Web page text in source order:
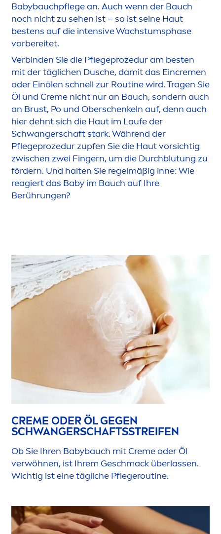
Babybauchpflege an. Auch wenn der Bauch
noch nicht zu sehen ist – so ist seine Haut
bestens auf die intensive Wachstumsphase
vorbereitet.
Verbinden Sie die Pflegeprozedur am besten
mit der täglichen Dusche, damit das Eincremen
oder Einölen schnell zur Routine wird. Tragen Sie
Öl und Creme nicht nur an Bauch, sondern auch
an Brust, Po und Oberschenkeln auf, denn auch
hier dehnt sich die Haut im Laufe der
Schwangerschaft stark. Während der
Pflegeprozedur zupfen Sie die Haut vorsichtig
zwischen zwei Fingern, um die Durchblutung zu
fördern. Und halten Sie regelmäßig inne: Wie
reagiert das Baby im Bauch auf Ihre
Berührungen?
CREME ODER ÖL GEGEN
SCHWANGERSCHAFTSSTREIFEN
Ob Sie Ihren Babybauch mit Cremeoder Öl
verwöhnen, ist Ihrem Geschmack überlassen.
Wichtig ist eine tägliche Pflegeroutine.